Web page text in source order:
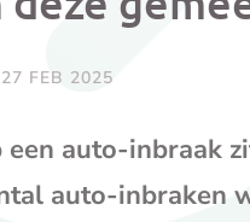
FEB 2025
een auto-inbraak
auto-inbraken